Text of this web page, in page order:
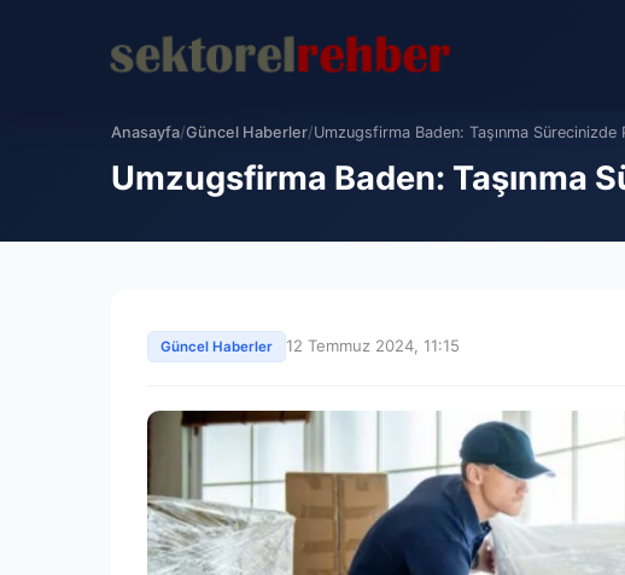
Anasayfa/Güncel Haberler/Umzugsfirma Baden: Taşınma
Umzugsfirma Baden: Taşınma
Güncel Haberler 12 Temmuz 2024, 11:15